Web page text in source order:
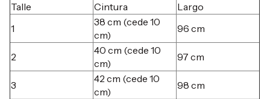
Talle
Cintura
Largo
1
38 cm (cede 10
cm)
96 cm
2
40 cm (cede 10
cm)
97 cm
3
42 cm (cede 10
cm)
98 cm